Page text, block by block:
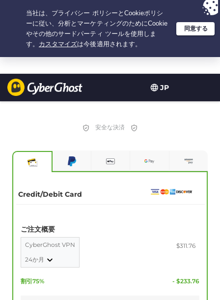
JP
選択プラン：3.3333333333333年間 $ 2.23/月の 大特価
安全な決済
Credit/Debit Card
ご注文概要
CyberGhost VPN
24か月
$311.76
割引75% - $233.76